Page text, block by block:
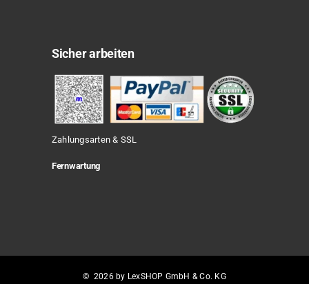
Sicher arbeiten
Zahlungsarten & SSL
Fernwartung
© 2026 by LexSHOP GmbH & Co. KG